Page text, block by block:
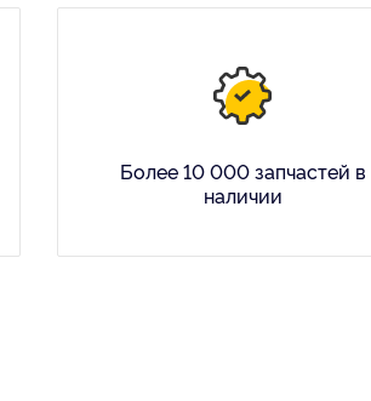
Более 10 000 запчастей в
наличии